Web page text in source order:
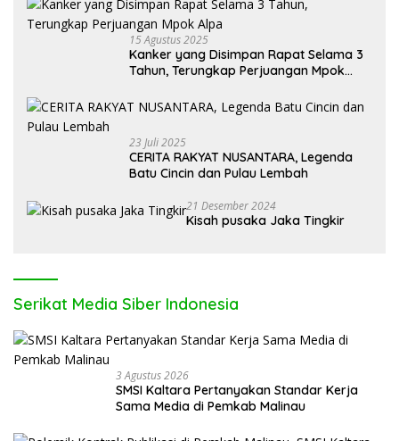
15 Agustus 2025
Kanker yang Disimpan Rapat Selama 3
Tahun, Terungkap Perjuangan Mpok
23 Juli 2025
CERITA RAKYAT NUSANTARA, Legenda
Batu Cincin dan Pulau Lembah
21 Desember 2024
Kisah pusaka Jaka Tingkir
Serikat Media Siber Indonesia
3 Agustus 2026
SMSI Kaltara Pertanyakan Standar Kerja
Sama Media di Pemkab Malinau